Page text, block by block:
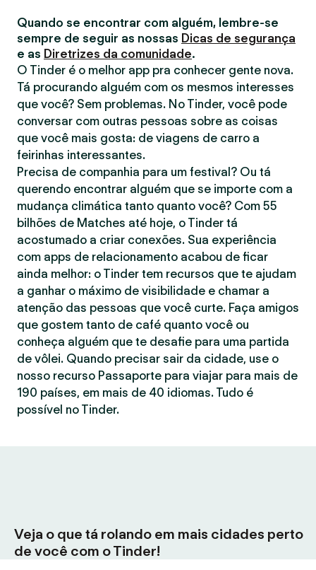
Quando se encontrar com alguém, lembre-se
sempre de seguir as nossas Dicas de segurança
e as Diretrizes da comunidade.
O Tinder é o melhor app pra conhecer gente nova.
Tá procurando alguém com os mesmos interesses
que você? Sem problemas. No Tinder, você pode
conversar com outras pessoas sobre as coisas
que você mais gosta: de viagens de carro a
feirinhas interessantes.
Precisa de companhia para um festival? Ou tá
querendo encontrar alguém que se importe com a
mudança climática tanto quanto você? Com 55
bilhões de Matches até hoje, o Tinder tá
acostumado a criar conexões. Sua experiência
com apps de relacionamento acabou de ficar
ainda melhor: o Tinder tem recursos que te ajudam
a ganhar o máximo de visibilidade e chamar a
atenção das pessoas que você curte. Faça amigos
que gostem tanto de café quanto você ou
conheça alguém que te desafie para uma partida
de vôlei. Quando precisar sair da cidade, use o
nosso recurso Passaporte para viajar para mais de
190 países, em mais de 40 idiomas. Tudo é
possível no Tinder.
Veja o que tá rolando em mais cidades perto
de você com o Tinder!